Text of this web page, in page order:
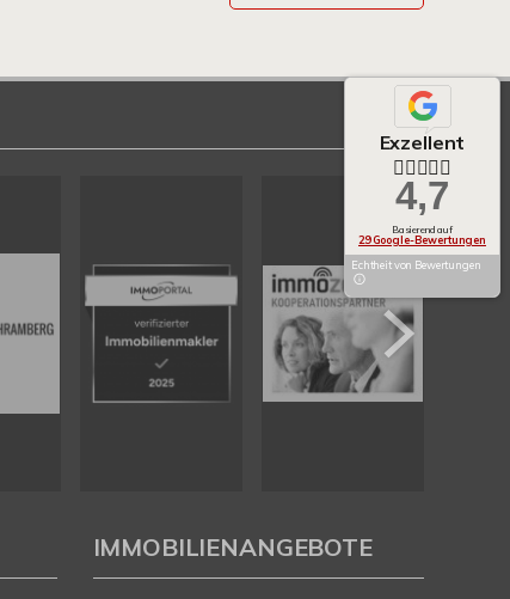
Exzellent
4,7
Basierend auf
29 Google-Bewertungen
Echtheit von Bewertungen
IMMOBILIENANGEBOTE